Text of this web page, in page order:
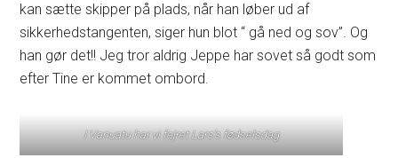
kan sætte skipper på plads, når han løber ud af
sikkerhedstangenten, siger hun blot “ gå ned og sov”. Og
han gør det!! Jeg tror aldrig Jeppe har sovet så godt som
efter Tine er kommet ombord.
I Vanuatu har vi fejret Lars’s fødselsdag